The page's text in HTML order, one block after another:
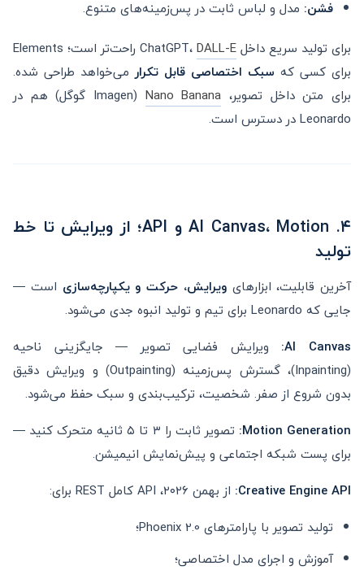
فشن: مدل و لباس ثابت در پس‌زمینه‌های متنوع.
برای تولید سریع داخل ChatGPT،DALL-E
راحت‌تر است؛ Elements
برای کسی که سبک اختصاصی قابل تکرار می‌خواهد طراحی شده.
برای متن داخل تصویر، Nano Banana
(Imagen گوگل) هم در
Leonardo در دسترس است.
۴. AI Canvas، Motion و API؛ از ویرایش تا خط
تولید
آخرین قابلیت، ابزارهایویرایش، حرکت و یکپارچه‌سازی است —
جایی که Leonardo برای تیم و تولید انبوه جدی می‌شود.
AI Canvas:
ویرایش فضایی تصویر — جایگزینی ناحیه
(Inpainting)، گسترش پس‌زمینه (Outpainting) و ویرایش دقیق
بدون شروع از صفر. شخصیت، ترکیب‌بندی و سبک حفظ می‌شود.
Motion Generation:
تصویر ثابت را ۳ تا ۵ ثانیه متحرک کنید —
برای پست شبکه اجتماعی و پیش‌نمایش انیمیشن.
Creative Engine API: از بهمن ۲۰۲۶، API کامل REST برای:
تولید تصویر با پارامترهای Phoenix 2.0؛
آموزش و اجرای مدل اختصاصی؛